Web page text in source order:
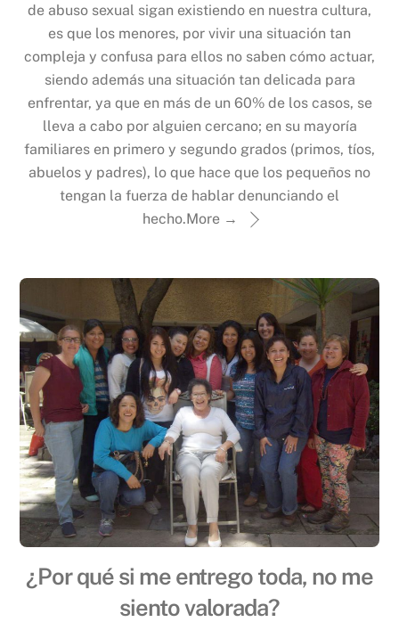
de abuso sexual sigan existiendo en nuestra cultura,
es que los menores, por vivir una situación tan
compleja y confusa para ellos no saben cómo actuar,
siendo además una situación tan delicada para
enfrentar, ya que en más de un 60% de los casos, se
lleva a cabo por alguien cercano; en su mayoría
familiares en primero y segundo grados (primos, tíos,
abuelos y padres), lo que hace que los pequeños no
tengan la fuerza de hablar denunciando el
hecho.More →
¿Por qué si me entrego toda, no me
siento valorada?